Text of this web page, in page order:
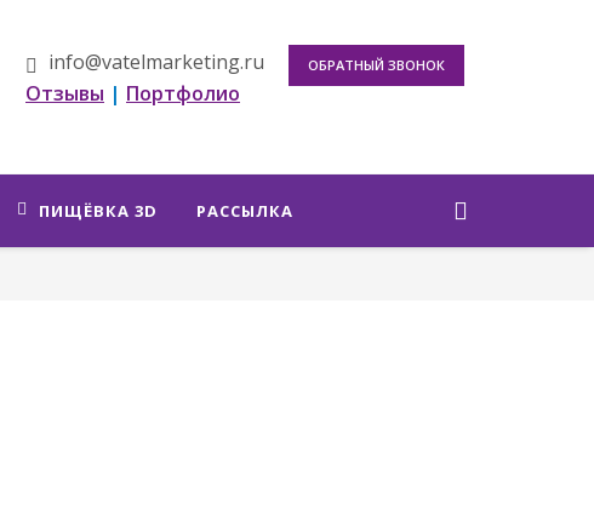
info@vatelmarketing.ru
Отзывы | Портфолио
ОБРАТНЫЙ ЗВОНОК
ПИЩЁВКА 3D РАССЫЛКА